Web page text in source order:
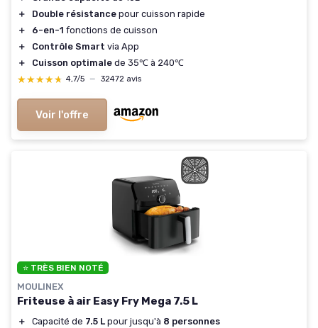
＋
Double résistance pour cuisson rapide
＋
6-en-1 fonctions de cuisson
＋
Contrôle Smart via App
＋
Cuisson optimale de 35℃ à 240℃
★★★★★
★★★★★ 4,7/5 — 32472 avis
Voir l'offre
⭐ TRÈS BIEN NOTÉ
MOULINEX
Friteuse à air Easy Fry Mega 7.5 L
＋ Capacité de 7.5 L pour jusqu'à 8 personnes